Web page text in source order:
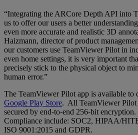
“Integrating the ARCore Depth API into
us to offer our users a better
even more accurate and realistic 3D
Haizmann, director of product
our customers use TeamViewer Pilot in
even home settings, it is very important
precisely stick to the physical object to
human error.”
The TeamViewer Pilot app is available to
Google Play Store. All TeamViewer Pilot
secured by end-to-end 256-bit
Compliance include: SOC2, HIPAA/
ISO 9001:2015 and GDPR.